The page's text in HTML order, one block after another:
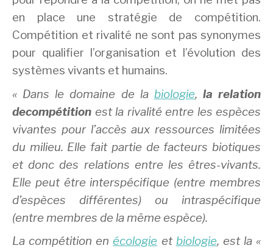
en place une stratégie de compétition.
Compétition et rivalité ne sont pas synonymes
pour qualifier l’organisation et l’évolution des
systèmes vivants et humains.
« Dans le domaine de la biologie, la relation
decompétition est la rivalité entre les espèces
vivantes pour l’accès aux ressources limitées
du milieu. Elle fait partie de facteurs biotiques
et donc des relations entre les êtres-vivants.
Elle peut être interspécifique (entre membres
d’espèces différentes) ou intraspécifique
(entre membres de la même espèce).
La compétition enécologie et biologie, est la «